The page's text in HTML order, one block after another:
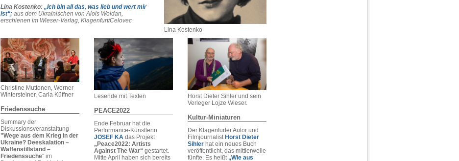
Lina Kostenko: „Ich bin all das, was lieb und wert mir
ist“; aus dem Ukrainischen von Alois Woldan,
erschienen im Wieser-Verlag, Klagenfurt/Celovec
Lina Kostenko
Christine Muttonen, Werner
Wintersteiner, Carla Küffner
Friedenssuche
Summary der
Diskussionsveranstaltung
"Wege aus dem Krieg in der
Ukraine? Deeskalation –
Waffenstillstand –
Friedenssuche" im
Lesende mit Texten
PEACE2022
Ende Februar hat die
Performance-Künstlerin
JOSEF KA das Projekt
„Peace2022: Artists
Against The War“ gestartet.
Mitte April haben sich bereits
Horst Dieter Sihler und sein
Verleger Lojze Wieser.
Kultur-Miniaturen
Der Klagenfurter Autor und
Filmjournalist Horst Dieter
Sihler hat ein neues Buch
veröffentlicht, das mittlerweile
fünfte. Es heißt „Wie aus